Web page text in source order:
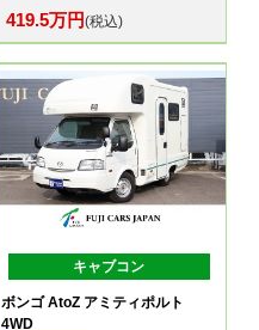
419.5万円(税込)
キャブコン
ボンゴ AtoZ アミティポルト
4WD